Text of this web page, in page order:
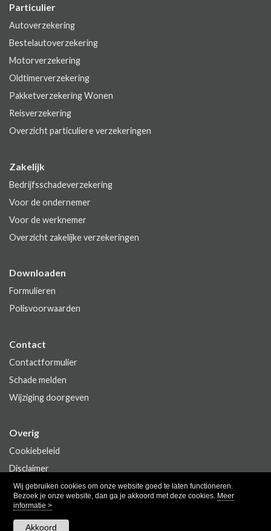
Wij gebruiken cookies om onze website goed te laten functioneren.
Bezoek je onze website, dan ga je akkoord met deze cookies. Meer
informatie >
Akkoord
Particulier
Autoverzekering
Bestelautoverzekering
Motorverzekering
Oldtimerverzekering
Pakketverzekering Wonen
Reisverzekering
Overzicht particuliere verzekeringen
Zakelijk
Bedrijfsschadeverzekering
Voor de ondernemer
Voor de werknemer
Overzicht zakelijke verzekeringen
Downloaden
Formulieren
Polisvoorwaarden
Contact
Contactformulier
Schade melden
Wijziging doorgeven
Overig
Cookiebeleid
Disclaimer
Privacy